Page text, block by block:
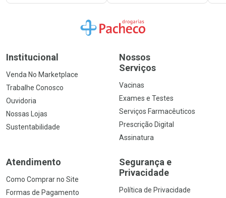
Ir para a Home
Institucional
Venda No Marketplace
Trabalhe Conosco
Ouvidoria
Nossas Lojas
Sustentabilidade
Nossos
Serviços
Vacinas
Exames e Testes
Serviços Farmacêuticos
Prescrição Digital
Assinatura
Atendimento
Como Comprar no Site
Formas de Pagamento
Segurança e
Privacidade
Política de Privacidade